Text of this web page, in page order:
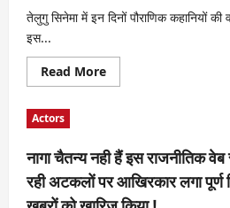
Every
Film
Direct
Produce!”
तेलुगु सिनेमा में इन दिनों पौराणिक कहानियों
इस...
Read MoreRead
more
अब
एक
और
बेंच
मार्क
Actors
नागा चैतन्य नही हैं इस राजनीतिक
रही अटकलों पर आखिरकार लगा पूर्ण